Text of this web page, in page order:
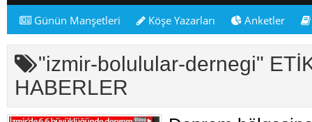
Günün Manşetleri Köşe Yazarları Anketler
"izmir-bolulular-dernegi"
HABERLER